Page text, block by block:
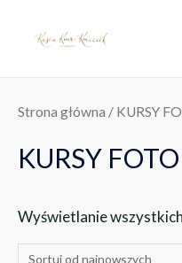
Strona główna / KURSY
KURSY FOTO
Wyświetlanie